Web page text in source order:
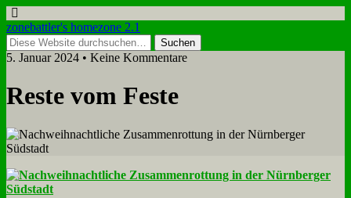
zonebattler's homezone 2.1
5. Januar 2024 • Keine Kommentare
Re­ste vom Fe­ste